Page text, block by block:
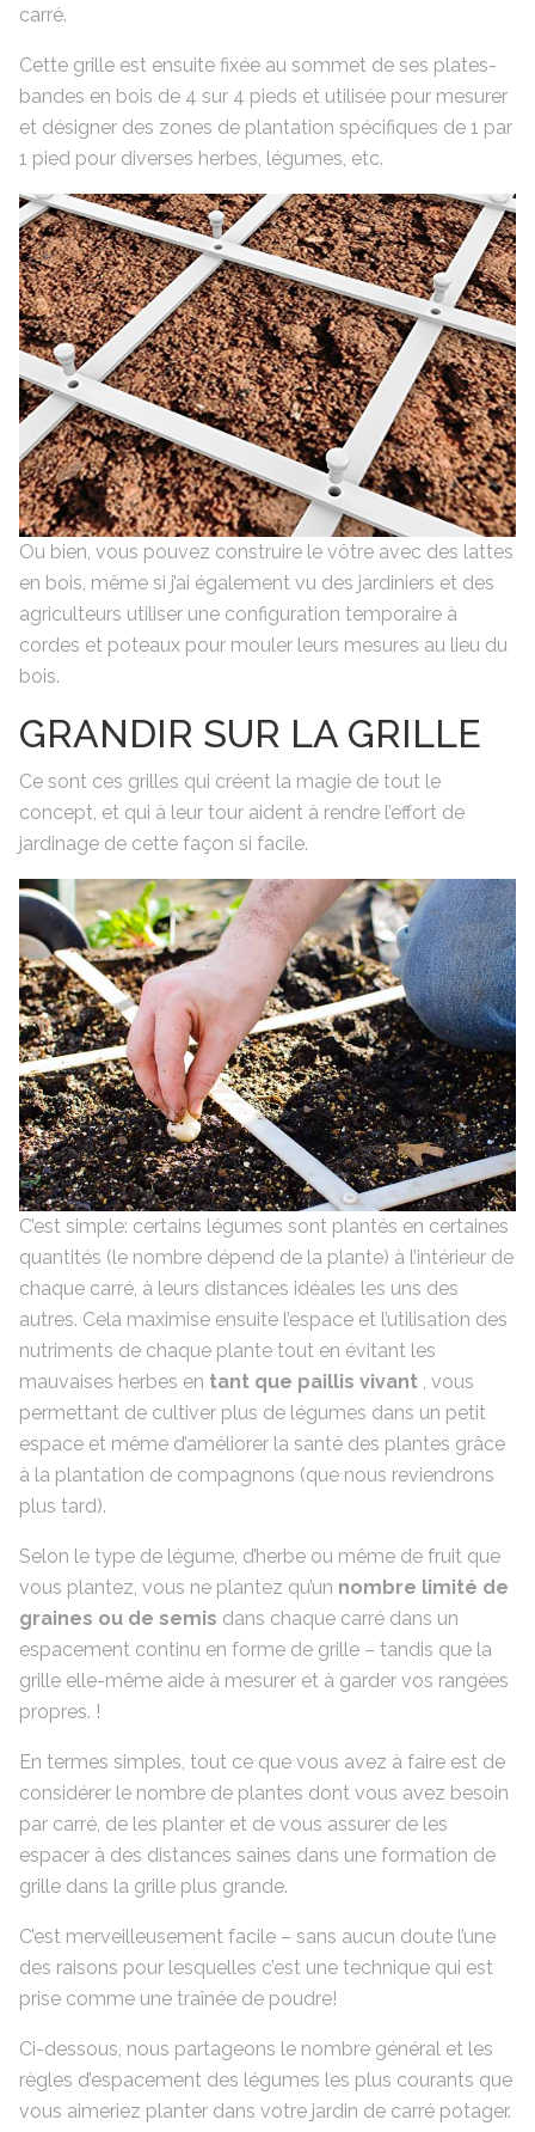
carré.
Cette grille est ensuite fixée au sommet de ses plates-
bandes en bois de 4 sur 4 pieds et utilisée pour mesurer
et désigner des zones de plantation spécifiques de 1 par
1 pied pour diverses herbes, légumes, etc.
Ou bien, vous pouvez construire le vôtre avec des lattes
en bois, même si j’ai également vu des jardiniers et des
agriculteurs utiliser une configuration temporaire à
cordes et poteaux pour mouler leurs mesures au lieu du
bois.
GRANDIR SUR LA GRILLE
Ce sont ces grilles qui créent la magie de tout le
concept, et qui à leur tour aident à rendre l’effort de
jardinage de cette façon si facile.
C’est simple: certains légumes sont plantés en certaines
quantités (le nombre dépend de la plante) à l’intérieur de
chaque carré, à leurs distances idéales les uns des
autres. Cela maximise ensuite l’espace et l’utilisation des
nutriments de chaque plante tout en évitant les
mauvaises herbes en tant que paillis vivant , vous
permettant de cultiver plus de légumes dans un petit
espace et même d’améliorer la santé des plantes grâce
à la plantation de compagnons (que nous reviendrons
plus tard).
Selon le type de légume, d’herbe ou même de fruit que
vous plantez, vous ne plantez qu’un nombre limité de
graines ou de semis dans chaque carré dans un
espacement continu en forme de grille – tandis que la
grille elle-même aide à mesurer et à garder vos rangées
propres. !
En termes simples, tout ce que vous avez à faire est de
considérer le nombre de plantes dont vous avez besoin
par carré, de les planter et de vous assurer de les
espacer à des distances saines dans une formation de
grille dans la grille plus grande.
C’est merveilleusement facile – sans aucun doute l’une
des raisons pour lesquelles c’est une technique qui est
prise comme une traînée de poudre!
Ci-dessous, nous partageons le nombre général et les
règles d’espacement des légumes les plus courants que
vous aimeriez planter dans votre jardin de carré potager.